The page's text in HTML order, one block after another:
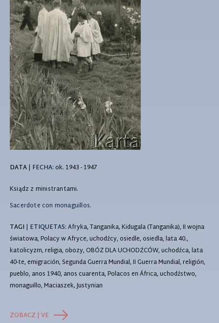
DATA| FECHA:ok. 1943 - 1947
Ksiądz z ministrantami.
Sacerdote con monaguillos.
TAGI | ETIQUETAS: Afryka, Tanganika, Kidugala (Tanganika), II wojna
światowa, Polacy w Afryce, uchodźcy, osiedle, osiedla, lata 40.,
katolicyzm, religia, obozy, OBÓZ DLA UCHODŹCÓW, uchodźca, lata
40-te, emigración, Segunda Guerra Mundial, II Guerra Mundial, religión,
pueblo, anos 1940, anos cuarenta, Polacos en África, uchodźstwo,
monaguillo, Maciaszek, Justynian
ZOBACZ | VE